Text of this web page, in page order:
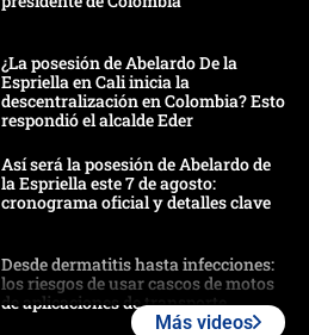
¿La posesión de Abelardo De la
Espriella en Cali inicia la
descentralización en Colombia? Esto
respondió el alcalde Eder
Así será la posesión de Abelardo de
la Espriella este 7 de agosto:
cronograma oficial y detalles clave
Desde dermatitis hasta infecciones:
los riesgos de usar cascos de motos
de aplicaciones de transporte
Más videos